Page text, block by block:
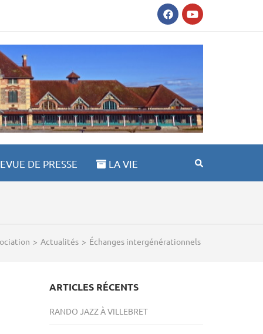
ST ANNE 03100
DE PRESSE LA VIE
> Actualités > Échanges intergénérationnels
ARTICLES RÉCENTS
RANDO JAZZ À VILLEBRET